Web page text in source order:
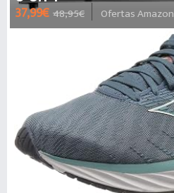
37,99€ 48,95€ Ofertas Amazon